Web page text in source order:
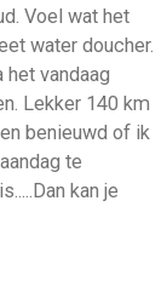
Voel wat het
water doucher.
het vandaag
Lekker 140 km
benieuwd of ik
te
kan je